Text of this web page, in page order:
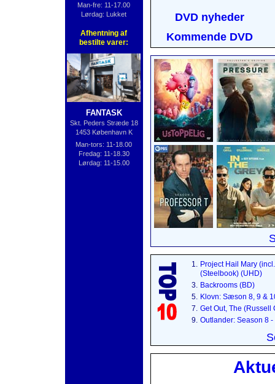
Man-fre: 11-17.00
Lørdag: Lukket
Afhentning af
bestilte varer:
FANTASK
Skt. Peders Stræde 18
1453 København K
Man-tors: 11-18.00
Fredag: 11-18.30
Lørdag: 11-15.00
været en uforglemmelig tur, til en
mørke hemmeligheder afsløres,
og naturens vrede slippes løs.
Læs mere her....
DVD nyheder
Kommende DVD
1. Project Hail Mary
(Steelbook) (UHD)
3. Backrooms (BD)
5. Klovn: Sæson 8, 9 &
7. Get Out, The (Russell
9. Outlander: Season 8